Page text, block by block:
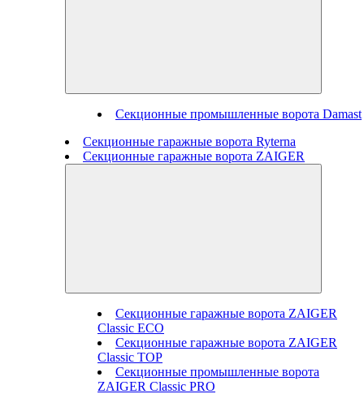
Секционные промышленные ворота Damast
Секционные гаражные ворота Ryterna
Секционные гаражные ворота ZAIGER
Секционные гаражные ворота ZAIGER
Classic ECO
Секционные гаражные ворота ZAIGER
Classic TOP
Секционные промышленные ворота
ZAIGER Classic PRO